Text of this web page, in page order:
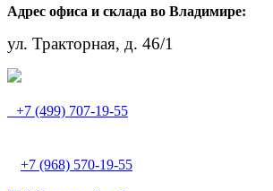
Адрес офиса и склада во Владимире:
ул. Тракторная, д. 46/1
+7 (499) 707-19-55
+7 (968) 570-19-55